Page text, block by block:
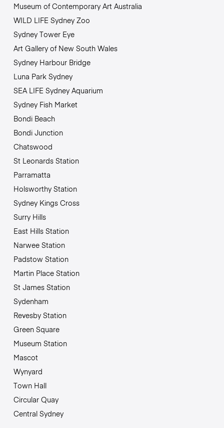
Museum of Contemporary Art Australia
WILD LIFE Sydney Zoo
Sydney Tower Eye
Art Gallery of New South Wales
Sydney Harbour Bridge
Luna Park Sydney
SEA LIFE Sydney Aquarium
Sydney Fish Market
Bondi Beach
Bondi Junction
Chatswood
St Leonards Station
Parramatta
Holsworthy Station
Sydney Kings Cross
Surry Hills
East Hills Station
Narwee Station
Padstow Station
Martin Place Station
St James Station
Sydenham
Revesby Station
Green Square
Museum Station
Mascot
Wynyard
Town Hall
Circular Quay
Central Sydney